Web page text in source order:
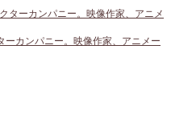
ーカンパニー。映像作家、アニメー